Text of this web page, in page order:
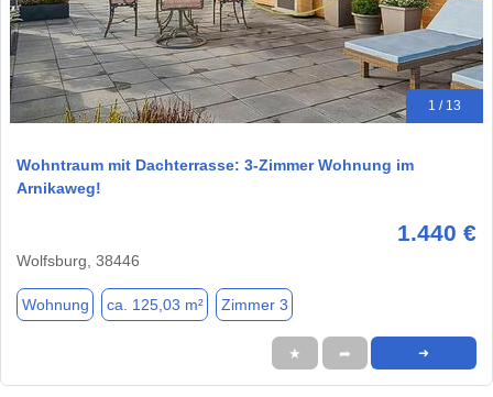
1 / 13
Wohntraum mit Dachterrasse: 3-Zimmer Wohnung im
Arnikaweg!
1.440 €
Wolfsburg, 38446
Wohnung ca. 125,03 m² Zimmer 3
★ ➦ ➜